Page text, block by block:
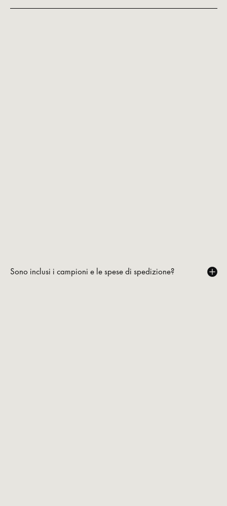
Sono inclusi i campioni e le spese di spedizione?